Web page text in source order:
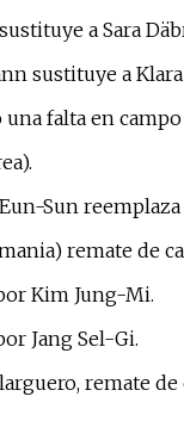
a Sara
sustituye a
falta en
Sun reemplaza
remate de
Kim Jung-Mi.
Jang Sel-Gi.
remate